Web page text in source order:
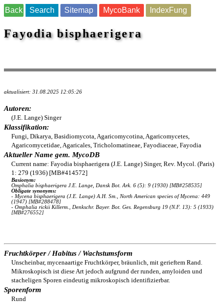
Back Search Sitemap MycoBank IndexFung
Fayodia bisphaerigera
aktualisiert: 31.08.2025 12:05:26
Autoren:
(J.E. Lange) Singer
Klassifikation:
Fungi, Dikarya, Basidiomycota, Agaricomycotina, Agaricomycetes,
Agaricomycetidae, Agaricales, Tricholomatineae, Fayodiaceae, Fayodia
Aktueller Name gem. MycoDB
Current name: Fayodia bisphaerigera (J.E. Lange) Singer, Rev. Mycol. (Paris)
1: 279 (1936) [MB#414572]
Basionym:
Omphalia bisphaerigera J.E. Lange, Dansk Bot. Ark. 6 (5): 9 (1930) [MB#258535]
Obligate synonyms:
- Mycena bisphaerigera (J.E. Lange) A.H. Sm., North American species of Mycena: 449
(1947) [MB#288478]
- Omphalia rickii Killerm., Denkschr. Bayer. Bot. Ges. Regensburg 19 (N.F. 13): 5 (1933)
[MB#276552]
Fruchtkörper / Habitus / Wachstumsform
Unscheinbar, mycenaartige Fruchtkörper, bräunlich, mit gerieftem Rand.
Mikroskopisch ist diese Art jedoch aufgrund der runden, amyloiden und
stacheligen Sporen eindeutig mikroskopisch identifizierbar.
Sporenform
Rund